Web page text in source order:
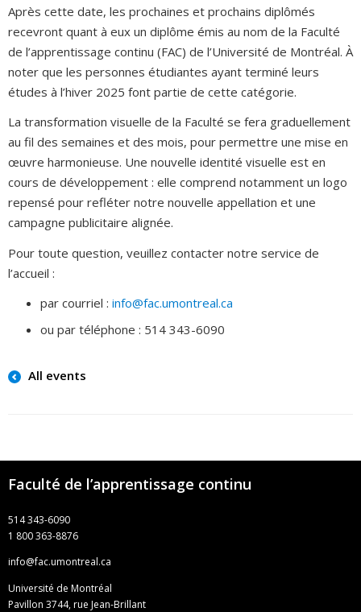
Après cette date, les prochaines et prochains diplômés
recevront quant à eux un diplôme émis au nom de la Faculté
de l’apprentissage continu (FAC) de l’Université de Montréal. À
noter que les personnes étudiantes ayant terminé leurs
études à l’hiver 2025 font partie de cette catégorie.
La transformation visuelle de la Faculté se fera graduellement
au fil des semaines et des mois, pour permettre une mise en
œuvre harmonieuse. Une nouvelle identité visuelle est en
cours de développement : elle comprend notamment un logo
repensé pour refléter notre nouvelle appellation et une
campagne publicitaire alignée.
Pour toute question, veuillez contacter notre service de
l’accueil :
par courriel : info@fac.umontreal.ca
ou par téléphone : 514 343-6090
All events
Faculté de l’apprentissage continu
514 343-6090
1 800 363-8876
info@fac.umontreal.ca
Université de Montréal
Pavillon 3744, rue Jean-Brillant